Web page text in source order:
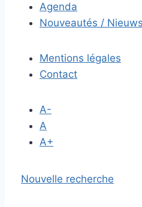
Agenda
Nouveautés / Nieuws
Mentions légales
Contact
A-
A
A+
Nouvelle recherche